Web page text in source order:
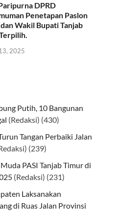
DPRD
Penetapan Paslon
Wakil Bupati Tanjab
2025
Putih, 10 Bangunan
(Redaksi) (430)
Tangan Perbaiki Jalan
(239)
PASI Tanjab Timur di
(Redaksi) (231)
Laksanakan
di Ruas Jalan Provinsi